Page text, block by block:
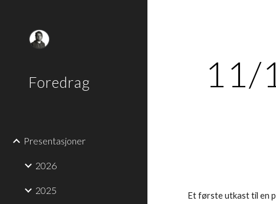
Foredrag
Presentasjoner
2026
2025
11/
Et første utkast til en